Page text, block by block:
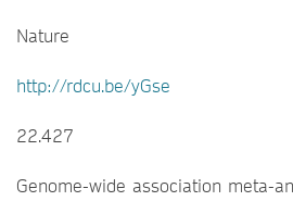
Nature
http://rdcu.be/yGse
22.427
Genome-wide association meta-